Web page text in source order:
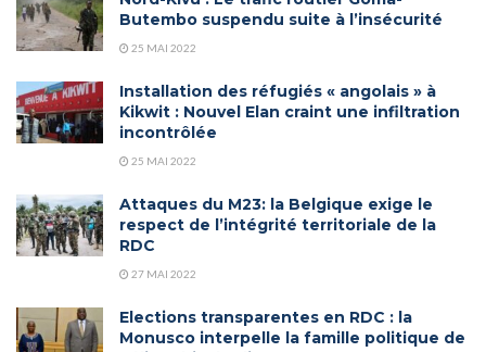
Butembo suspendu suite à l’insécurité
25 MAI 2022
Installation des réfugiés « angolais » à
Kikwit : Nouvel Elan craint une infiltration
incontrôlée
25 MAI 2022
Attaques du M23: la Belgique exige le
respect de l’intégrité territoriale de la
RDC
27 MAI 2022
Elections transparentes en RDC : la
Monusco interpelle la famille politique de